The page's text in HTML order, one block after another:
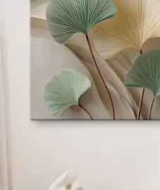
✗Környezetbarát anyag
Prémium
Ft
Élénk, gazdag színek
Fakulásálló
✓Biztonságos, szagtalan tinta